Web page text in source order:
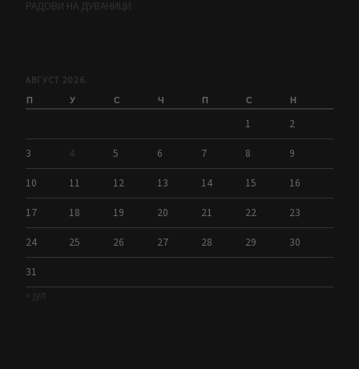
РАДОВИ НА ДУВАНИЦИ
АВГУСТ 2026.
П У С Ч П С Н
1 2
3 4 5 6 7 8 9
10 11 12 13 14 15 16
17 18 19 20 21 22 23
24 25 26 27 28 29 30
31
« јул